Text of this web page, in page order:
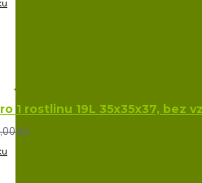
1 rostlinu 19L 35x35x37, bez
Kč